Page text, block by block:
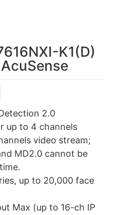
K1(D)
2.0
up to 4 channels
video stream;
MD2.0 cannot be
up to 20,000 face
Max (up to 16-ch IP